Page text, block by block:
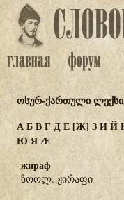
ოსურ-ქართული
АБВГДЕ[Ж] ЗИЙ
Ю ЯӔ
жираф
ზოოლ. ჟირაფი